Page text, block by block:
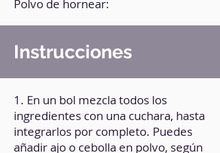
Polvo de hornear:
Instrucciones
1. En un bol mezcla todos los
ingredientes con una cuchara, hasta
integrarlos por completo. Puedes
añadir ajo o cebolla en polvo, según